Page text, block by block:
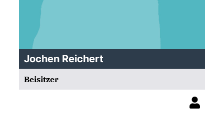
Jochen Reichert
Beisitzer